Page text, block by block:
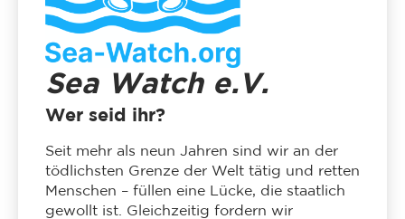
Sea Watch e.V.
Wer seid ihr?
Seit mehr als neun Jahren sind wir an der
tödlichsten Grenze der Welt tätig und retten
Menschen – füllen eine Lücke, die staatlich
gewollt ist. Gleichzeitig fordern wir